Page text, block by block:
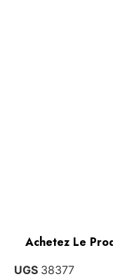
Achetez Le
UGS 38377